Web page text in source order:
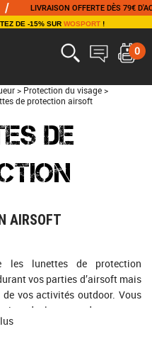
OFFERTE DÈS 79€ D'ACHAT
DE -15% SUR WOSPORT!
0
> Protection du visage >
de protection airsoft
DE
AIRSOFT
les lunettes de protection
vos parties d’airsoft mais
vos activités outdoor. Vous
de lunettes de marques